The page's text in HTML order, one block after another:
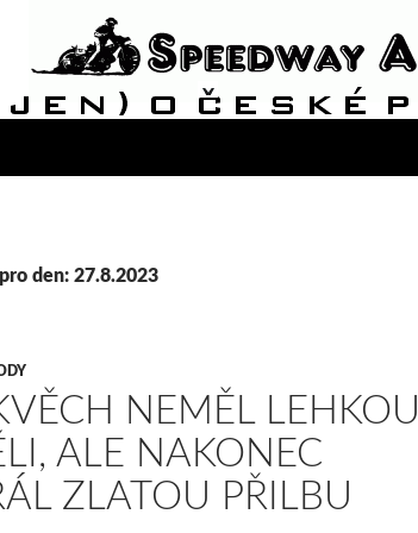
den: 27.8.2023
NEMĚL LEHKOU
ALE NAKONEC
ZLATOU PŘILBU